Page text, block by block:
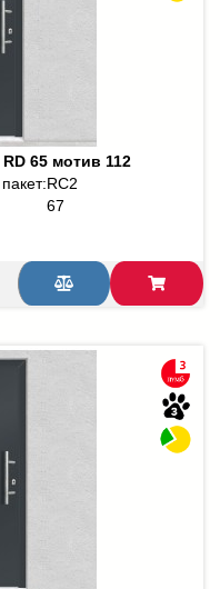
65 мотив 112
RC2
67